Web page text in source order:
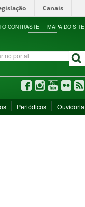
Canais
CONTRASTE MAPA DO SITE
Periódicos Ouvidoria